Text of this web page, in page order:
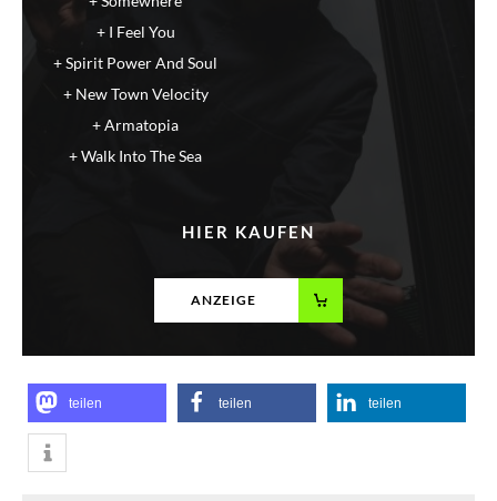
I Feel You
Spirit Power And Soul
New Town Velocity
Armatopia
Walk Into The Sea
HIER KAUFEN
ANZEIGE
teilen teilen teilen